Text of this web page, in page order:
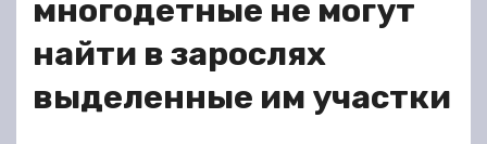
многодетные не могут
найти в зарослях
выделенные им участки